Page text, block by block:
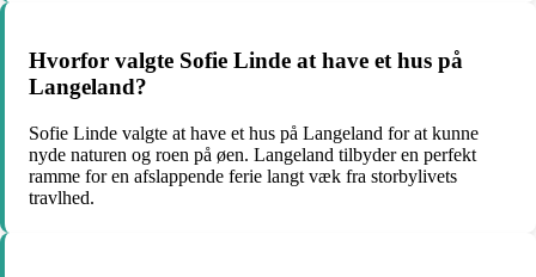
Hvorfor valgte Sofie Linde at have et hus på
Langeland?
Sofie Linde valgte at have et hus på Langeland for at kunne
nyde naturen og roen på øen. Langeland tilbyder en perfekt
ramme for en afslappende ferie langt væk fra storbylivets
travlhed.